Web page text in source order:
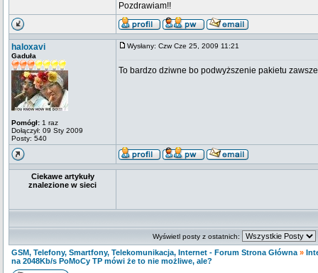
Pozdrawiam!!
haloxavi
Gaduła
Pomógł: 1 raz
Dołączył: 09 Sty 2009
Posty: 540
Wysłany: Czw Cze 25, 2009 11:21
To bardzo dziwne bo podwyższenie pakietu
Ciekawe artykuły
znalezione w sieci
Wyświetl posty z ostatnich:
GSM, Telefony, Smartfony, Telekomunikacja, Internet - Forum Strona Główna »
na 2048Kb/s PoMoCy TP mówi że to nie możliwe, ale?